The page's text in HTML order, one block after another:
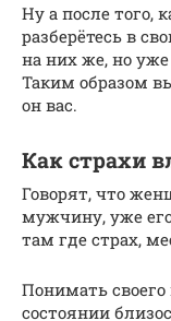
Ну а после того,
разберётесь в
на них же, но уже
Таким образом
он вас.
Как страхи
Говорят, что
мужчину, уже
там где страх,
Понимать
состоянии